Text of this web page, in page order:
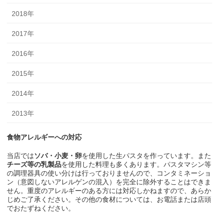
2018年
2017年
2016年
2015年
2014年
2013年
食物アレルギーへの対応
当店ではソバ・小麦・卵を使用した生パスタを作っています。また
チーズ等の乳製品を使用した料理も多くあります。パスタマシン等
の調理器具の使い分けは行っておりませんので、コンタミネーショ
ン（意図しないアレルゲンの混入）を完全に除外することはできま
せん。重度のアレルギーのある方には対応しかねますので、あらか
じめご了承ください。その他の食材については、お電話または店頭
でおたずねください。